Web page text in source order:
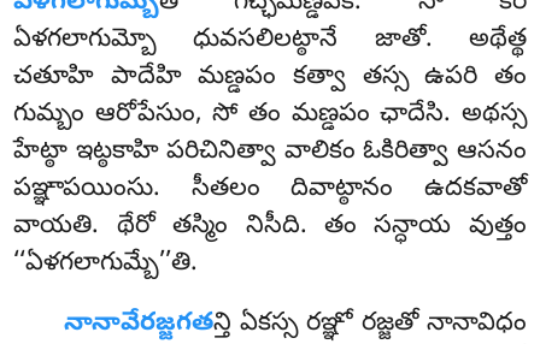
ఏళగలాగుమ్బో ధువసలిలట్ఠానే జాతో. అథేత్థ
చతూహి పాదేహి మణ్డపం కత్వా తస్స ఉపరి తం
గుమ్బం ఆరోపేసుం, సో తం మణ్డపం ఛాదేసి. అథస్స
హేట్ఠా ఇట్ఠకాహి పరిచినిత్వా వాలికం ఓకిరిత్వా ఆసనం
పఞ్ఞాపయింసు. సీతలం దివాట్ఠానం ఉదకవాతో
వాయతి. థేరో తస్మిం నిసీది. తం సన్ధాయ వుత్తం
‘‘ఏళగలాగుమ్బే’’తి.
నానావేరజ్జగతన్తి ఏకస్స రఞ్ఞో రజ్జతో నానావిధం